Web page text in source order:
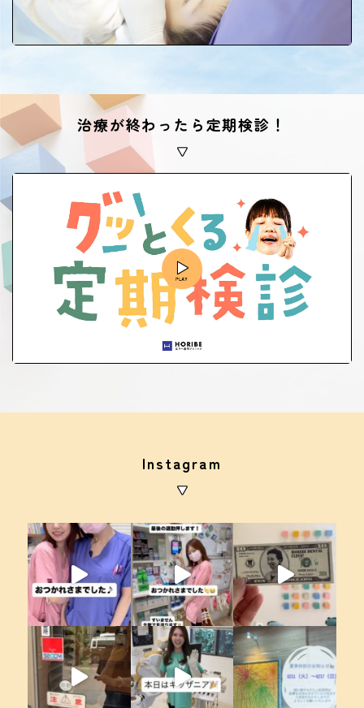
治療が終わったら定期検診！
Instagram